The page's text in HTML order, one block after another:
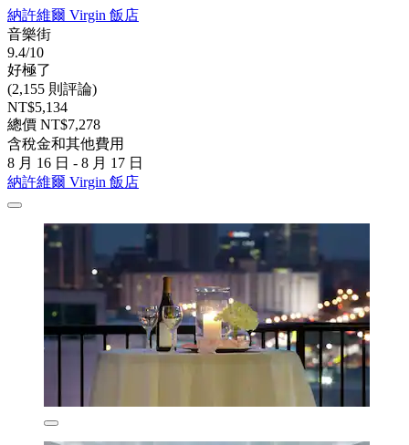
納許維爾 Virgin 飯店
音樂街
9.4/10
好極了
(2,155 則評論)
NT$5,134
總價 NT$7,278
含稅金和其他費用
8 月 16 日 - 8 月 17 日
納許維爾 Virgin 飯店